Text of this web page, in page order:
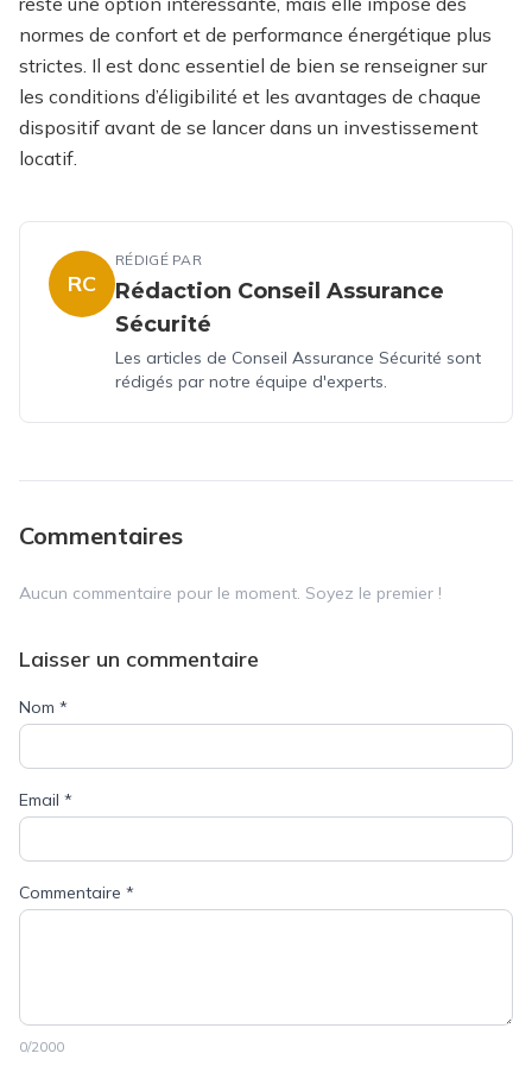
normes de confort et de performance énergétique plus
strictes. Il est donc essentiel de bien se renseigner sur
les conditions d’éligibilité et les avantages de chaque
dispositif avant de se lancer dans un investissement
locatif.
RC
RÉDIGÉ PAR
Rédaction Conseil Assurance
Sécurité
Les articles de Conseil Assurance Sécurité sont
rédigés par notre équipe d'experts.
Commentaires
Aucun commentaire pour le moment. Soyez le premier !
Laisser un commentaire
Nom *
Email *
Commentaire *
0/2000